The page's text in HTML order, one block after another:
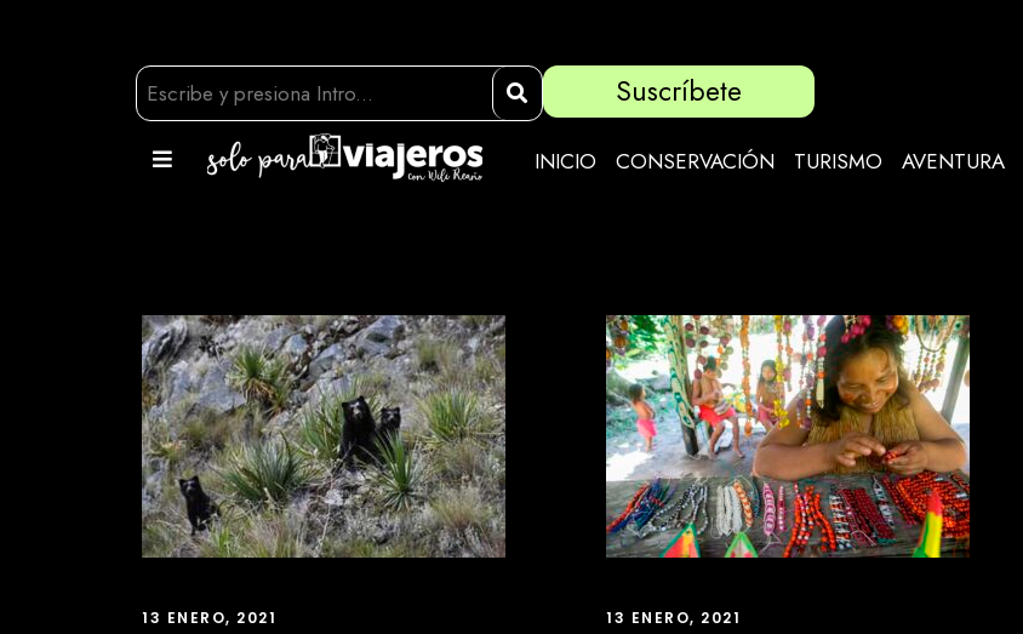
Suscríbete
INICIO CONSERVACIÓN TURISMO AVENTURA
13 ENERO, 2021 13 ENERO, 2021